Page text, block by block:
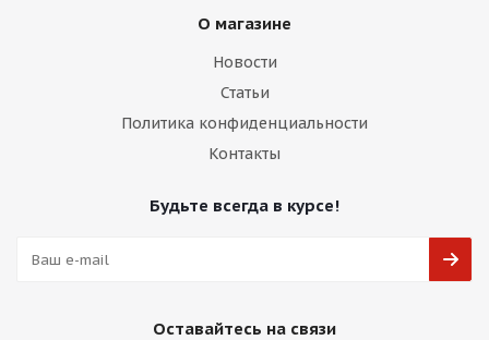
О магазине
Новости
Статьи
Политика конфиденциальности
Контакты
Будьте всегда в курсе!
Оставайтесь на связи